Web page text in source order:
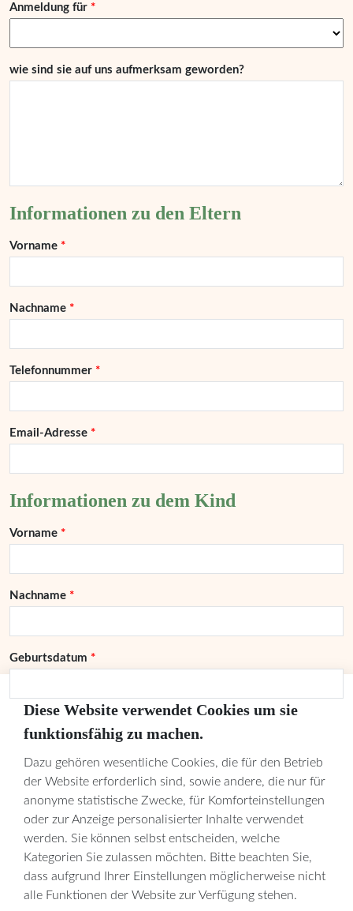
Anmeldung für
wie sind sie auf uns aufmerksam geworden?
Informationen zu den Eltern
Vorname
Nachname
Telefonnummer
Email-Adresse
Informationen zu dem Kind
Vorname
Nachname
Geburtsdatum
Liebe Eltern,
nach Eingang des Formulars setzen wir uns zeitnah mit Ihnen in
Verbindung.
Die mit einem * gekennzeichneten Felder
Diese Website verwendet Cookies um sie
funktionsfähig zu machen.
Dazu gehören wesentliche Cookies, die für den Betrieb
der Website erforderlich sind, sowie andere, die nur für
anonyme statistische Zwecke, für Komforteinstellungen
oder zur Anzeige personalisierter Inhalte verwendet
werden. Sie können selbst entscheiden, welche
Kategorien Sie zulassen möchten. Bitte beachten Sie,
dass aufgrund Ihrer Einstellungen möglicherweise nicht
alle Funktionen der Website zur Verfügung stehen.